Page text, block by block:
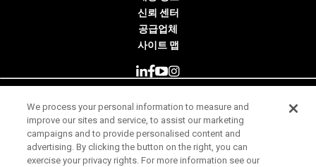
신뢰 센터
공급업체
사이트 맵
© 2026 Minitab, LLC. All Rights Reserved.
사용 약관
개인 정보 보호 고지
We process your personal information to measure and
improve our sites and service, to assist our marketing
campaigns and to provide personalised content and
advertising. By clicking the button on the right, you can
exercise your privacy rights. For more information see our